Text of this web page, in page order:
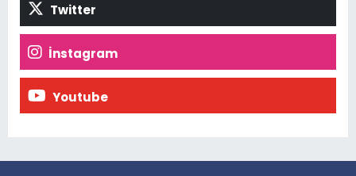
Twitter
İnstagram
Youtube